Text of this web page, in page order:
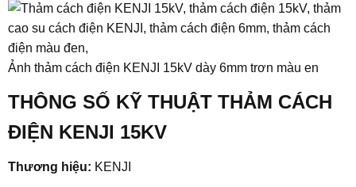
Ảnh thảm cách điện KENJI 15kV dày 6mm trơn màu en
THÔNG SỐ KỸ THUẬT THẢM CÁCH
ĐIỆN KENJI 15KV
Thương hiệu: KENJI